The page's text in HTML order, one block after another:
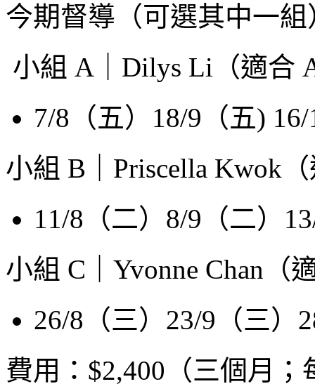
今期督導（可選其中一組
小組 A｜Dilys Li（適合
7/8（五）18/9（五)
小組 B｜Priscella Kwok
11/8（二）8/9（二）
小組 C｜Yvonne Chan（
26/8（三）23/9（三）
費用：$2,400（三個月